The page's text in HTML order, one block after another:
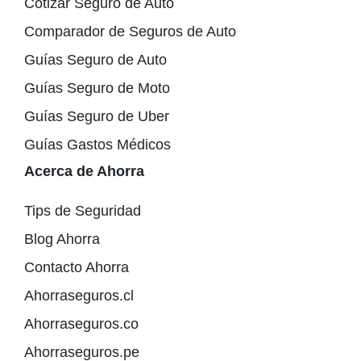
Comparador de Seguros de Auto
Guías Seguro de Auto
Guías Seguro de Moto
Guías Seguro de Uber
Guías Gastos Médicos
Acerca de Ahorra
Tips de Seguridad
Blog Ahorra
Contacto Ahorra
Ahorraseguros.cl
Ahorraseguros.co
Ahorraseguros.pe